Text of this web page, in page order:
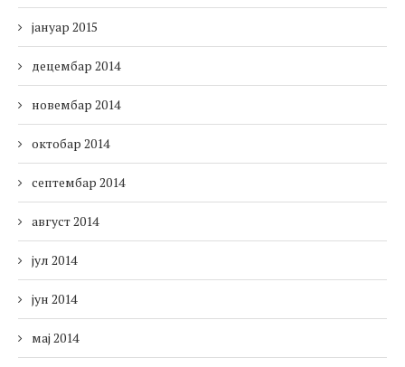
јануар 2015
децембар 2014
новембар 2014
октобар 2014
септембар 2014
август 2014
јул 2014
јун 2014
мај 2014